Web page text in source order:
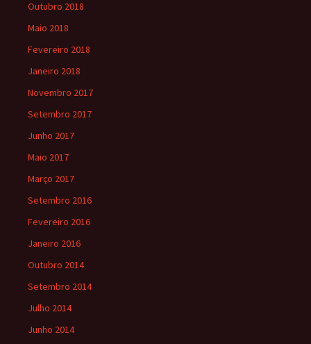
Outubro 2018
Maio 2018
Fevereiro 2018
Janeiro 2018
Novembro 2017
Setembro 2017
Junho 2017
Maio 2017
Março 2017
Setembro 2016
Fevereiro 2016
Janeiro 2016
Outubro 2014
Setembro 2014
Julho 2014
Junho 2014